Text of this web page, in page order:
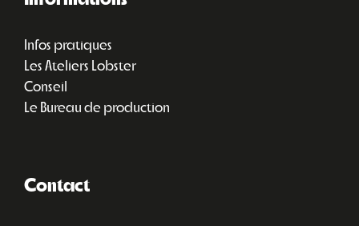
Infos pratiques
Les Ateliers Lobster
Conseil
Le Bureau de production
Contact